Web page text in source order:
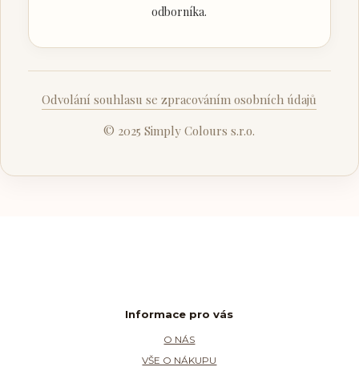
odborníka.
Odvolání souhlasu se zpracováním osobních údajů
© 2025 Simply Colours s.r.o.
Informace pro vás
O NÁS
VŠE O NÁKUPU